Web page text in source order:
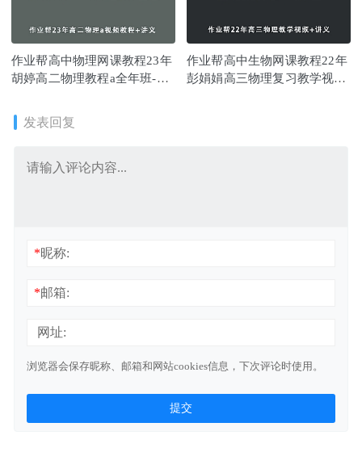
作业帮高中物理网课教程23年
胡婷高二物理教程a全年班-视
作业帮高中生物网课教程22年
彭娟娟高三物理复习教学视频
发表回复
*昵称:
*邮箱:
网址:
浏览器会保存昵称、邮箱和网站cookies信息，下次评论时使用。